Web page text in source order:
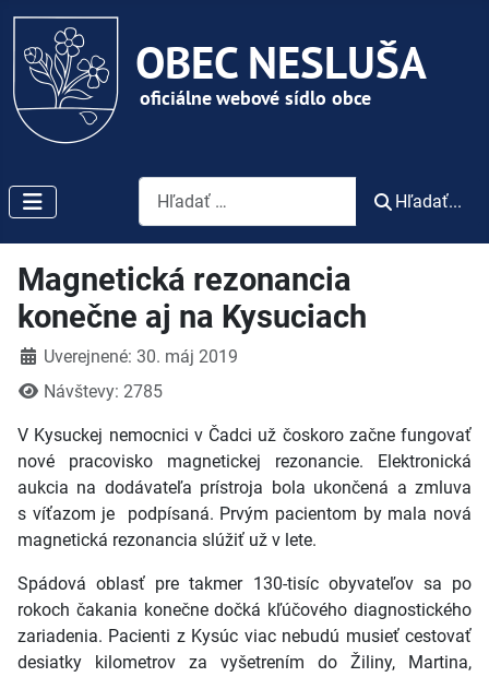
Vyhľadávanie
Hľadať...
Magnetická rezonancia
konečne aj na Kysuciach
DetailyUverejnené: 30. máj 2019
Návštevy: 2785
V Kysuckej nemocnici v Čadci už čoskoro začne fungovať
nové pracovisko magnetickej rezonancie. Elektronická
aukcia na dodávateľa prístroja bola ukončená a zmluva
s víťazom je podpísaná. Prvým pacientom by mala nová
magnetická rezonancia slúžiť už v lete.
Spádová oblasť pre takmer 130-tisíc obyvateľov sa po
rokoch čakania konečne dočká kľúčového diagnostického
zariadenia. Pacienti z Kysúc viac nebudú musieť cestovať
desiatky kilometrov za vyšetrením do Žiliny, Martina,